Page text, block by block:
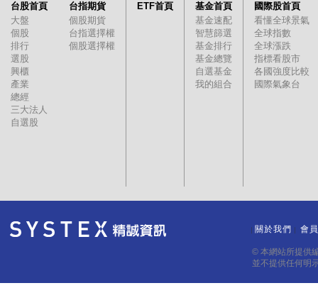
台股首頁
大盤
個股
排行
選股
興櫃
產業
總經
三大法人
自選股
台指期貨
個股期貨
台指選擇權
個股選擇權
ETF首頁
基金首頁
基金速配
智慧篩選
基金排行
基金總覽
自選基金
我的組合
國際股首頁
看懂全球景氣
全球指數
全球漲跌
指標看股市
各國強度比較
國際氣象台
關於我們 會
© 本網站所提供
並不提供任何明